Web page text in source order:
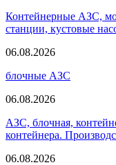
Контейнерные АЗС,
станции, кустовые
06.08.2026
блочные АЗС
06.08.2026
АЗС, блочная,
контейнера.
06.08.2026